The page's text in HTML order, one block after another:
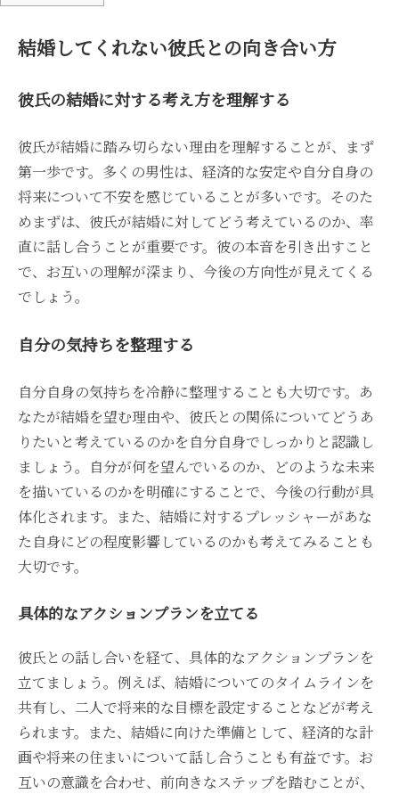
結婚してくれない彼氏との向き合い方
彼氏の結婚に対する考え方を理解する
彼氏が結婚に踏み切らない理由を理解することが、まず
第一歩です。多くの男性は、経済的な安定や自分自身の
将来について不安を感じていることが多いです。そのた
めまずは、彼氏が結婚に対してどう考えているのか、率
直に話し合うことが重要です。彼の本音を引き出すこと
で、お互いの理解が深まり、今後の方向性が見えてくる
でしょう。
自分の気持ちを整理する
自分自身の気持ちを冷静に整理することも大切です。あ
なたが結婚を望む理由や、彼氏との関係についてどうあ
りたいと考えているのかを自分自身でしっかりと認識し
ましょう。自分が何を望んでいるのか、どのような未来
を描いているのかを明確にすることで、今後の行動が具
体化されます。また、結婚に対するプレッシャーがあな
た自身にどの程度影響しているのかも考えてみることも
大切です。
具体的なアクションプランを立てる
彼氏との話し合いを経て、具体的なアクションプランを
立てましょう。例えば、結婚についてのタイムラインを
共有し、二人で将来的な目標を設定することなどが考え
られます。また、結婚に向けた準備として、経済的な計
画や将来の住まいについて話し合うことも有益です。お
互いの意識を合わせ、前向きなステップを踏むことが、